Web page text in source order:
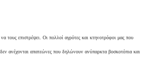
τους επιστρέψει. Οι πολλοί αγρότες και κτηνοτρόφοι μας που
ανέχονται απατεώνες που δηλώνουν ανύπαρκτα βοσκοτόπια και